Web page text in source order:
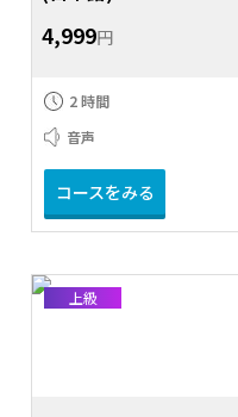
4,999円
2 時間
音声
コースをみる
上級